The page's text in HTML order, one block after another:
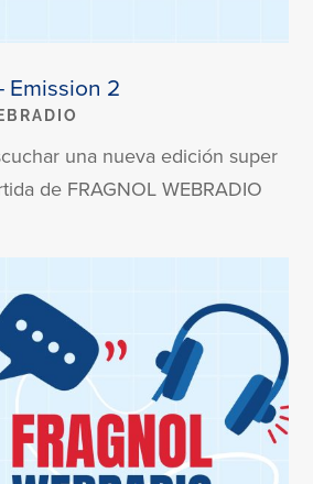
Emission 2
una nueva edición super
de FRAGNOL WEBRADIO